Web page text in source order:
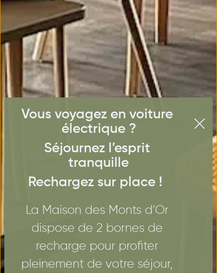
Vous voyagez en voiture
électrique ?
Séjournez l’esprit
tranquille
Rechargez sur place !
La Maison des Monts d’Or
dispose de 2 bornes de
recharge pour profiter
pleinement de votre séjour,